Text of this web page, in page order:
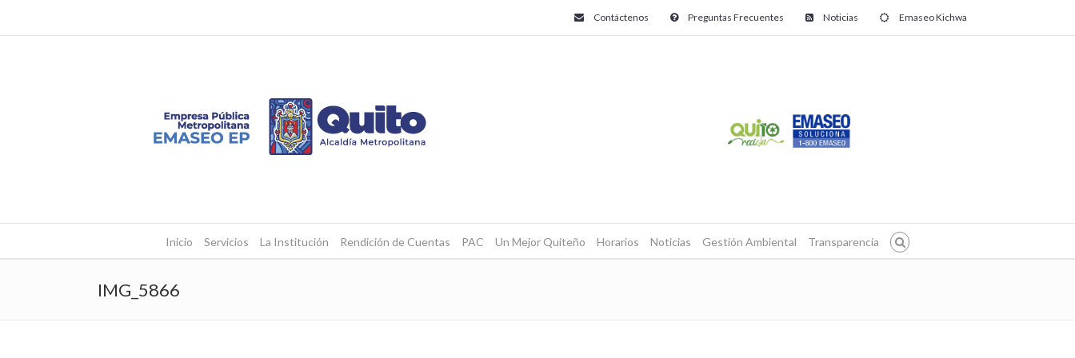
Contáctenos Preguntas Frecuentes Noticias Emaseo Kichwa
Inicio Servicios La Institución Rendición de Cuentas PAC Un Mejor Quiteño Horarios Noticias Gestión Ambiental Transparencia
IMG_5866